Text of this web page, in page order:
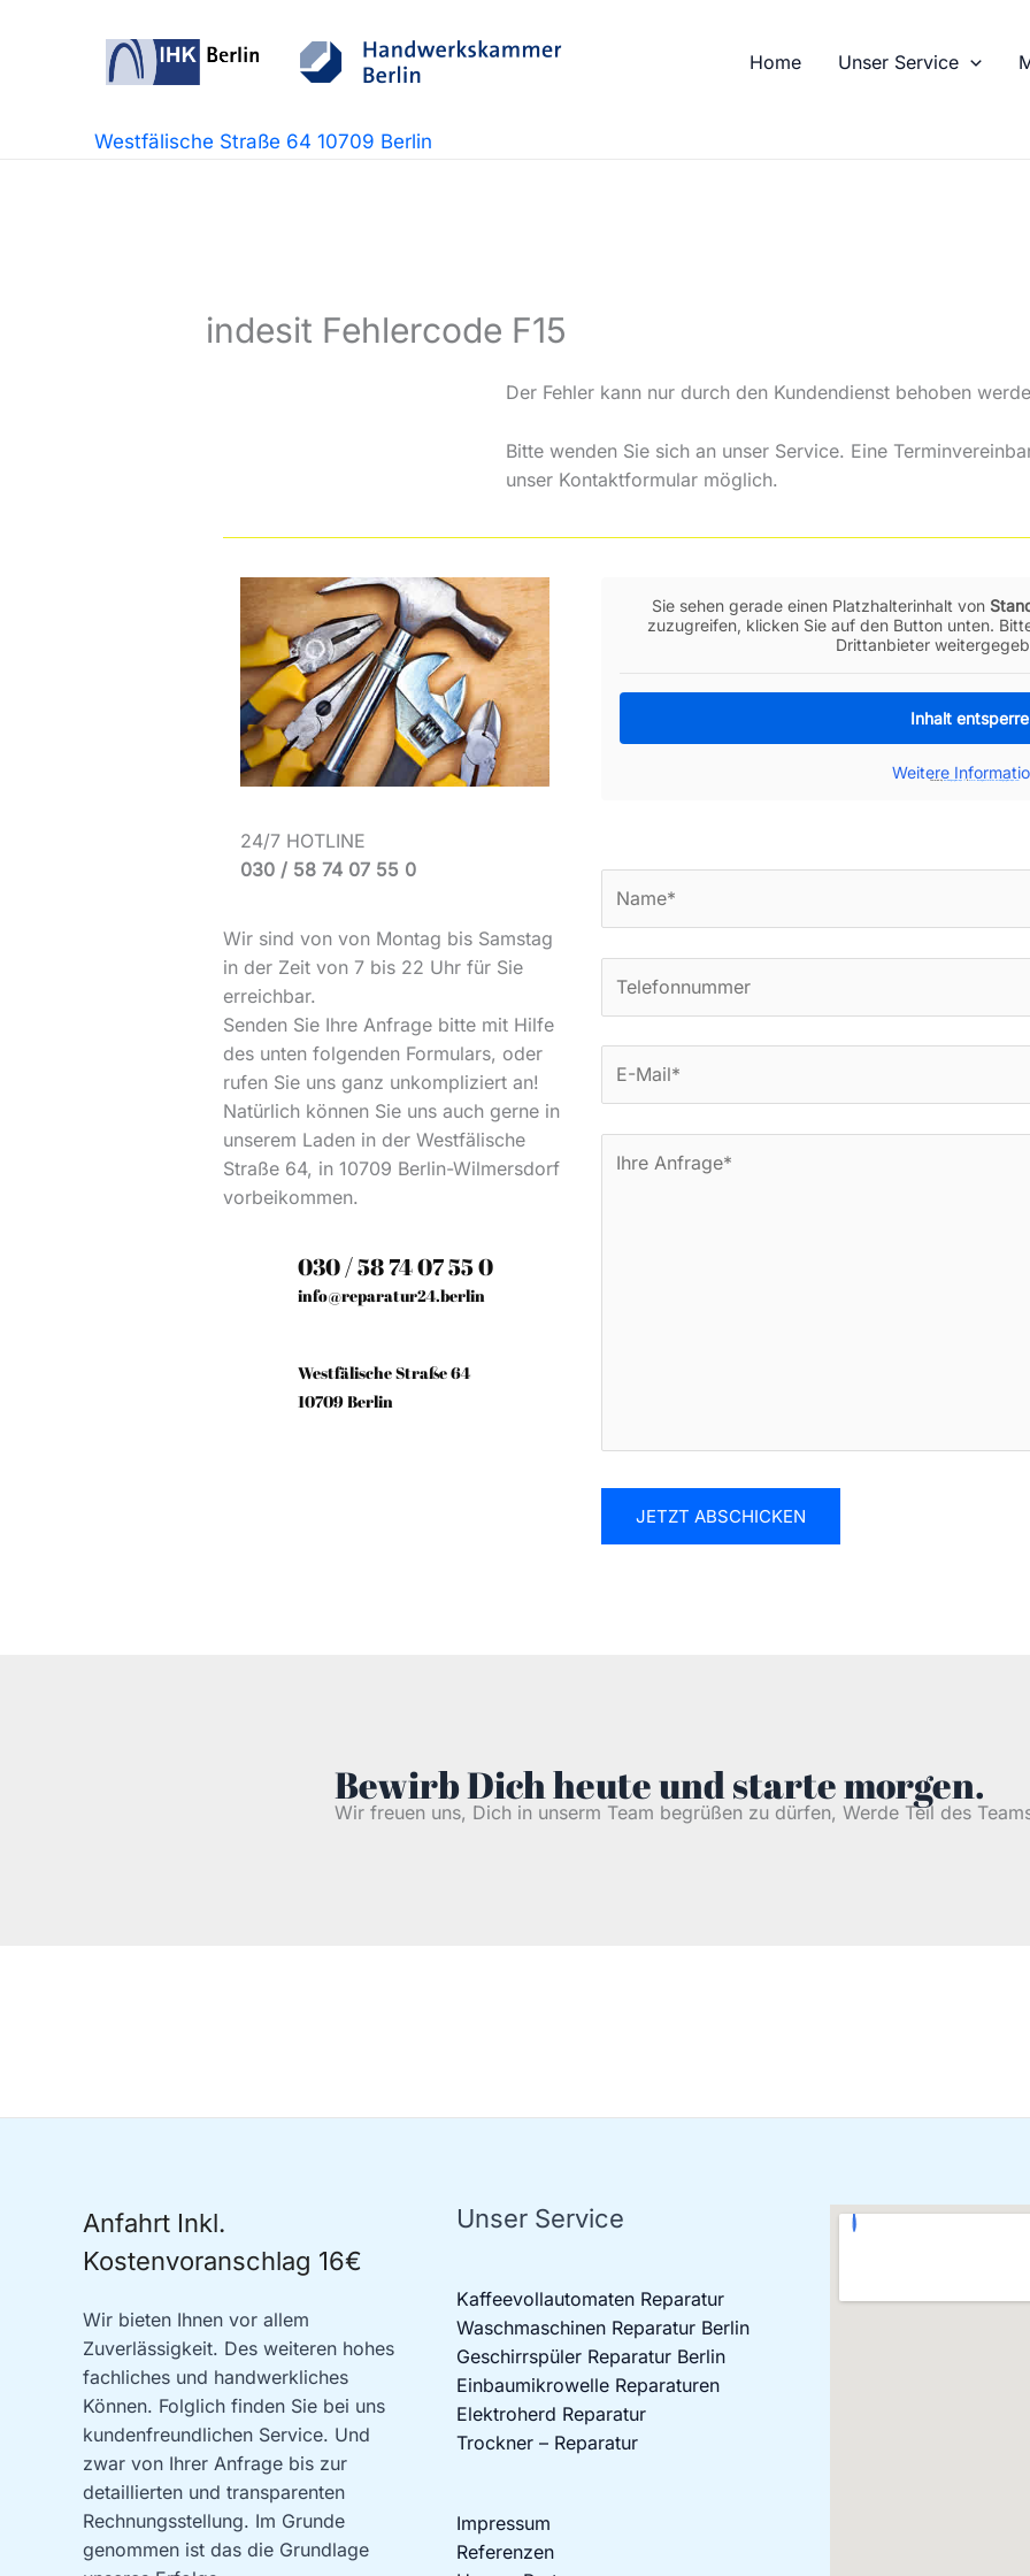
Home Unser Service
Westfälische Straße 64 10709 Berlin
indesit Fehlercode F15
Der Fehler kann nur durch den Kundendienst behoben
Bitte wenden Sie sich an unser Service. Eine
unser Kontaktformular möglich.
24/7 HOTLINE
030 / 58 74 07 55 0
Wir sind von von Montag bis Samstag
in der Zeit von 7 bis 22 Uhr für Sie
erreichbar.
Senden Sie Ihre Anfrage bitte mit Hilfe
des unten folgenden Formulars, oder
rufen Sie uns ganz unkompliziert an!
Natürlich können Sie uns auch gerne in
unserem Laden in der Westfälische
Straße 64, in 10709 Berlin-Wilmersdorf
vorbeikommen.
030 / 58 74 07 55 0
info@reparatur24.berlin
Westfälische Straße 64
10709 Berlin
Sie sehen gerade einen Platzhalterinhalt von
zuzugreifen, klicken Sie auf den Button unten.
Drittanbieter
Inhalt
Weitere
Bewirb Dich heute und starte morgen.
Wir freuen uns, Dich in unserm Team begrüßen zu dürfen, Werde Teil des
Anfahrt Inkl.
Kostenvoranschlag 16€
Wir bieten Ihnen vor allem
Zuverlässigkeit. Des weiteren hohes
fachliches und handwerkliches
Können. Folglich finden Sie bei uns
kundenfreundlichen Service. Und
zwar von Ihrer Anfrage bis zur
detaillierten und transparenten
Rechnungsstellung. Im Grunde
genommen ist das die Grundlage
Unser Service
Kaffeevollautomaten Reparatur
Waschmaschinen Reparatur Berlin
Geschirrspüler Reparatur Berlin
Einbaumikrowelle Reparaturen
Elektroherd Reparatur
Trockner – Reparatur
Impressum
Referenzen